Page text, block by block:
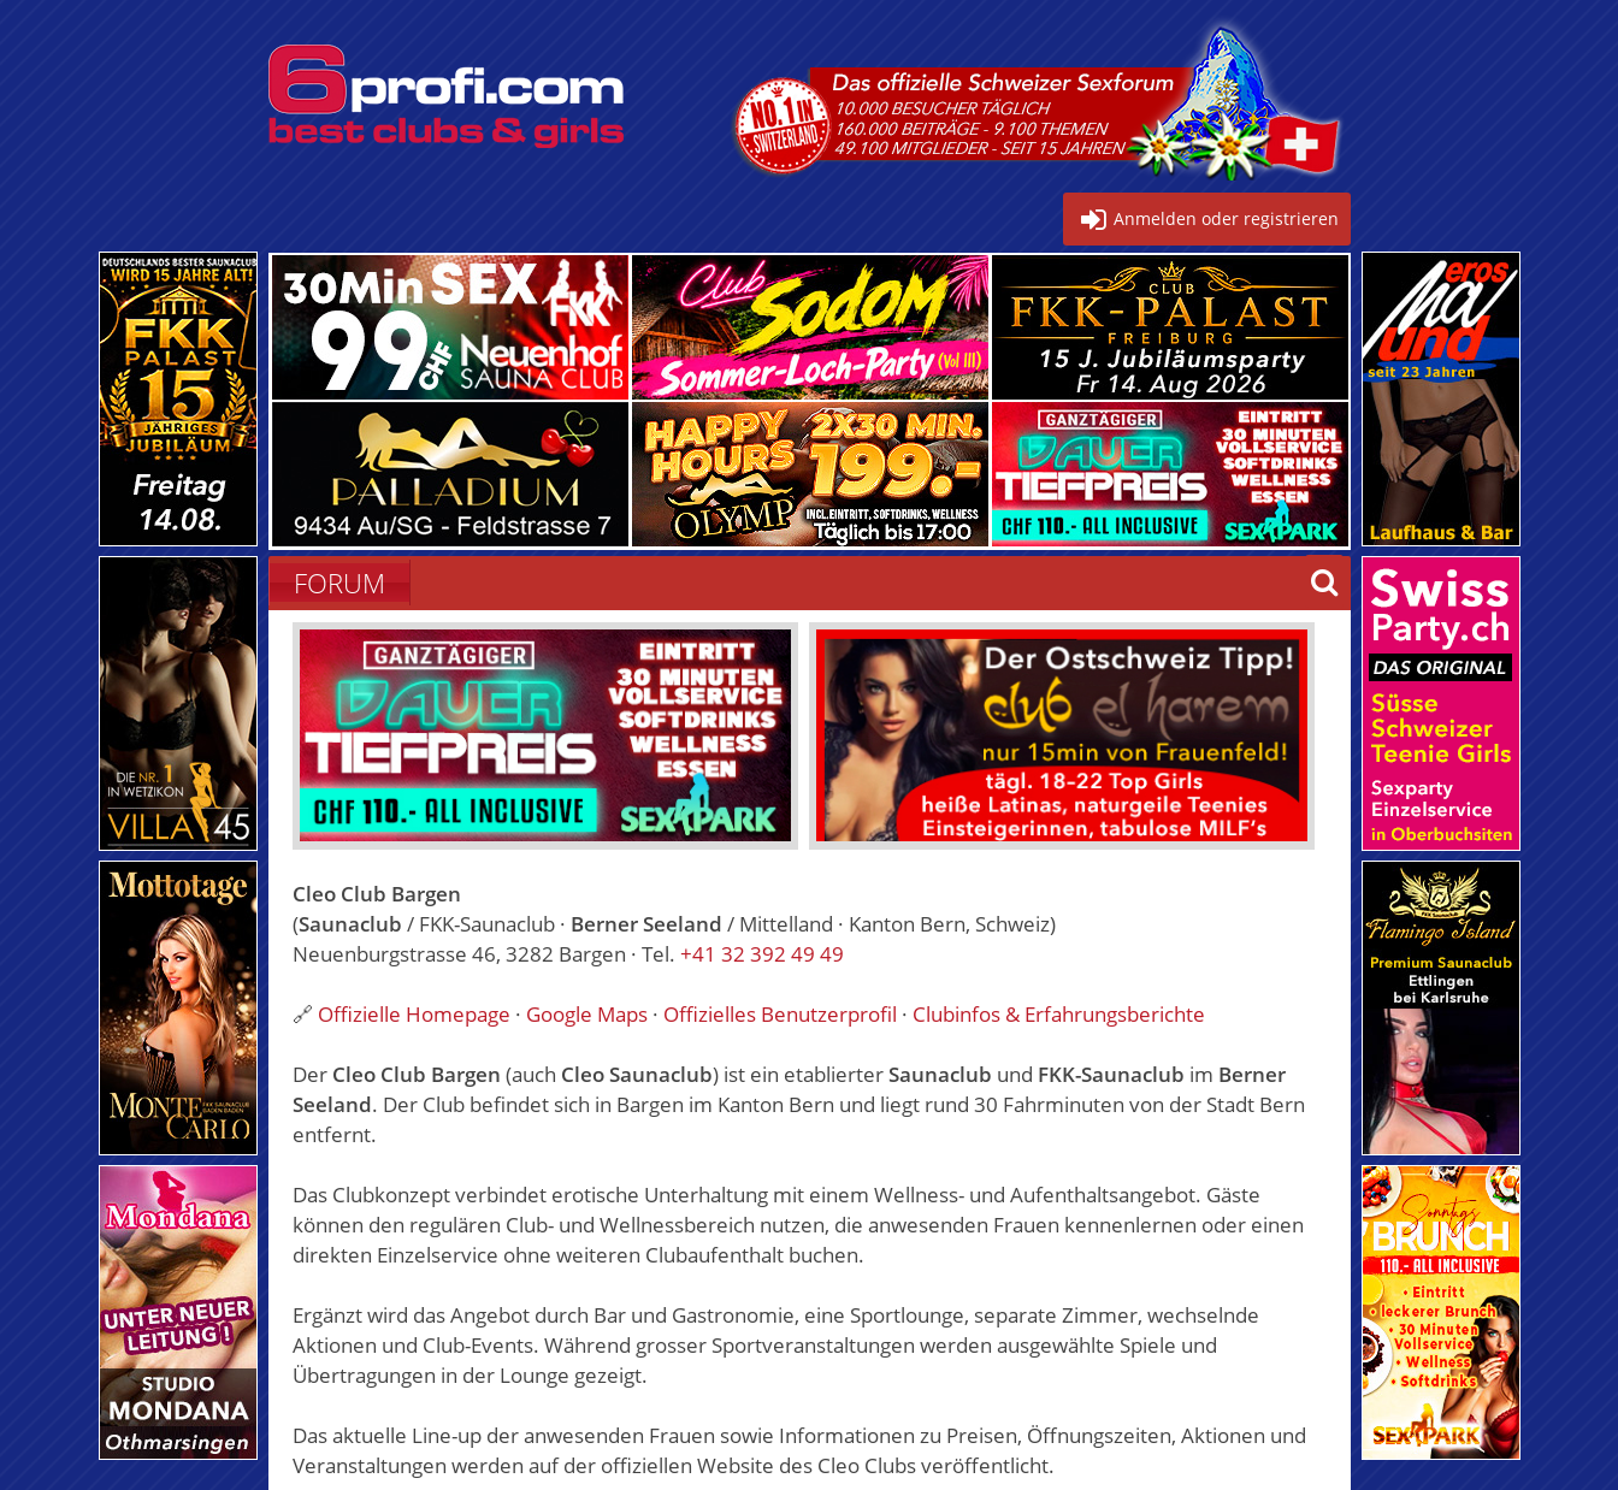
Anmelden oder registrieren
FORUM
Cleo Club Bargen
(Saunaclub / FKK-Saunaclub · Berner Seeland / Mittelland · Kanton Bern, Schweiz)
Neuenburgstrasse 46, 3282 Bargen · Tel. +41 32 392 49 49
🔗 Offizielle Homepage · Google Maps· Offizielles Benutzerprofil · Clubinfos & Erfahrungsberichte
Der Cleo Club Bargen (auch Cleo Saunaclub) ist ein etablierterSaunaclub und FKK-Saunaclub im Berner
Seeland. Der Club befindet sich in Bargen im Kanton Bern und liegt rund 30 Fahrminuten von der Stadt Bern
entfernt.
Das Clubkonzept verbindet erotische Unterhaltung mit einem Wellness- und Aufenthaltsangebot. Gäste
können den regulären Club- und Wellnessbereich nutzen, die anwesenden Frauen kennenlernen oder einen
direkten Einzelservice ohne weiteren Clubaufenthalt buchen.
Ergänzt wird das Angebot durch Bar und Gastronomie, eine Sportlounge, separate Zimmer, wechselnde
Aktionen und Club-Events. Während grosser Sportveranstaltungen werden ausgewählte Spiele und
Übertragungen in der Lounge gezeigt.
Das aktuelle Line-up der anwesenden Frauen sowie Informationen zu Preisen, Öffnungszeiten, Aktionen und
Veranstaltungen werden auf der offiziellen Website des Cleo Clubs veröffentlicht.